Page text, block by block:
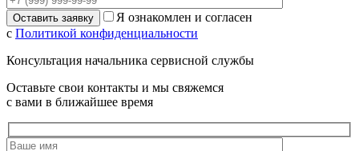
Я ознакомлен и согласен
с Политикой конфиденциальности
Консультация начальника сервисной службы
Оставьте свои контакты и мы свяжемся
с вами в ближайшее время